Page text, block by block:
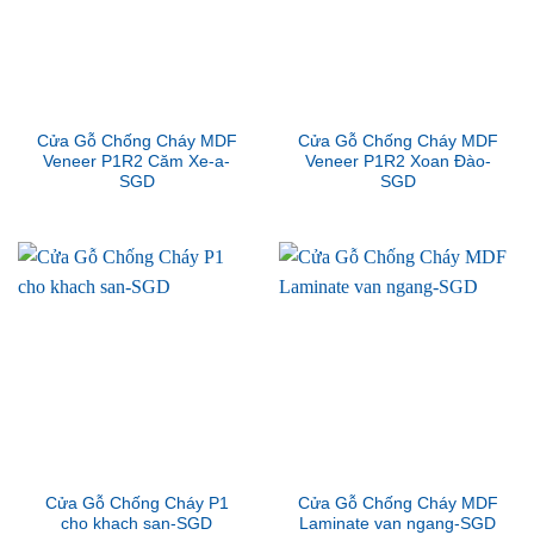
Cửa Gỗ Chống Cháy MDF
Veneer P1R2 Căm Xe-a-
SGD
Cửa Gỗ Chống Cháy MDF
Veneer P1R2 Xoan Đào-
SGD
Cửa Gỗ Chống Cháy P1
cho khach san-SGD
Cửa Gỗ Chống Cháy MDF
Laminate van ngang-SGD